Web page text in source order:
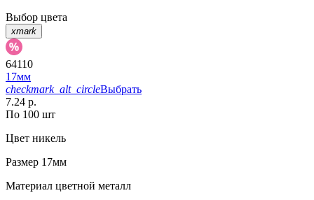
Выбор цвета
xmark
64110
17мм
checkmark_alt_circleВыбрать
7.24 р.
По 100 шт
Цвет никель
Размер 17мм
Материал цветной металл